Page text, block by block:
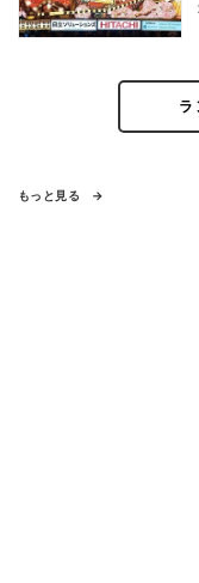
ラ
もっと見る